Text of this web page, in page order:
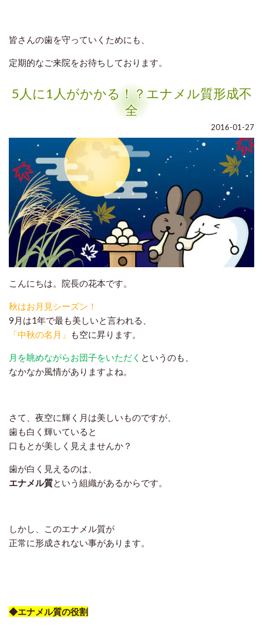
皆さんの歯を守っていくためにも、
定期的なご来院をお待ちしております。
5人に1人がかかる！？エナメル質形成不
全
2016-01-27
こんにちは。院長の花本です。
秋はお月見シーズン！
9月は1年で最も美しいと言われる、
「中秋の名月」
も空に昇ります。
月を眺めながらお団子をいただく というのも、
なかなか風情がありますよね。
さて、夜空に輝く月は美しいものですが、
歯も白く輝いていると
口もとが美しく見えませんか？
歯が白く見えるのは、
エナメル質という組織があるからです。
しかし、このエナメル質が
正常に形成されない事があります。
◆エナメル質の役割